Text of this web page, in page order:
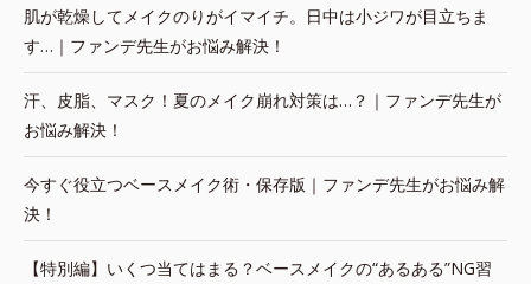
肌が乾燥してメイクのりがイマイチ。日中は小ジワが目立ちま
す…｜ファンデ先生がお悩み解決！
汗、皮脂、マスク！夏のメイク崩れ対策は…？｜ファンデ先生が
お悩み解決！
今すぐ役立つベースメイク術・保存版｜ファンデ先生がお悩み解
決！
【特別編】いくつ当てはまる？ベースメイクの“あるある”NG習